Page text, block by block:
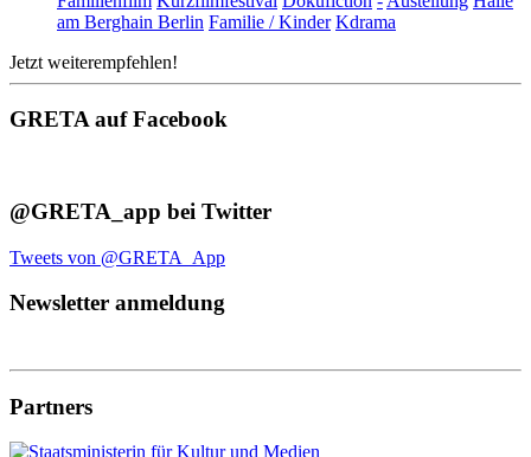
am Berghain Berlin Familie / Kinder Kdrama
Jetzt weiterempfehlen!
GRETA auf Facebook
@GRETA_app bei Twitter
Tweets von @GRETA_App
Newsletter anmeldung
Partners